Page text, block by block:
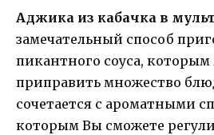
Аджика из кабачка в
замечательный способ
пикантного соуса,
приправить множество
сочетается с ароматными
которым Вы сможете